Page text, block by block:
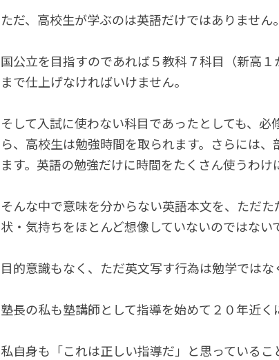
ただ、高校生が学ぶのは英語だけではありません。
国公立を目指すのであれば５教科７科目（新高
まで仕上げなければいけません。
そして入試に使わない科目であったとしても、
ら、高校生は勉強時間を取られます。さらには
ます。英語の勉強だけに時間をたくさん使うわけ
そんな中で意味を分からない英語本文を、ただ
状・気持ちをほとんど想像していないのではない
目的意識もなく、ただ英文写す行為は勉学ではな
塾長の私も塾講師として指導を始めて２０年近く
私自身も「これは正しい指導だ」と思っている